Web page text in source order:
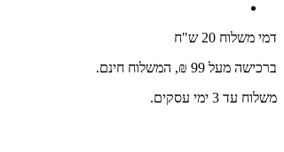
דמי משלוח 20 ש"ח
ברכישה מעל 99 ₪, המשלוח חינם.
משלוח עד 3 ימי עסקים.